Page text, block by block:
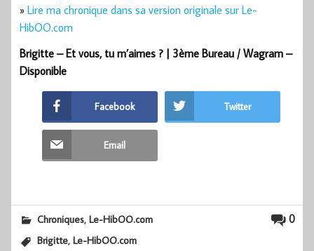
» Lire ma chronique dans sa version originale sur Le-
HibOO.com
Brigitte – Et vous, tu m’aimes ? | 3ème Bureau / Wagram –
Disponible
Facebook Twitter
Email
0
Chroniques,Le-HibOO.com
Brigitte,Le-HibOO.com